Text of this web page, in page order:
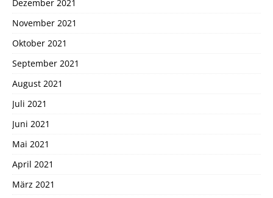
Dezember 2021
November 2021
Oktober 2021
September 2021
August 2021
Juli 2021
Juni 2021
Mai 2021
April 2021
März 2021